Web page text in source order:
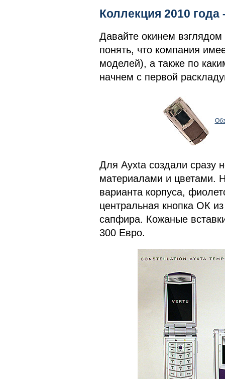
Коллекция 2010
Давайте окинем
понять, что компания
моделей), а также по
начнем с первой
Для Ayxta создали сразу
материалами и цветами.
варианта корпуса,
центральная кнопка ОК
сапфира. Кожаные
300 Евро.